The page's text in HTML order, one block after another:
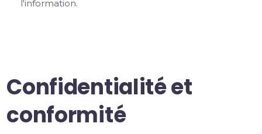
l'information.
Confidentialité et
conformité